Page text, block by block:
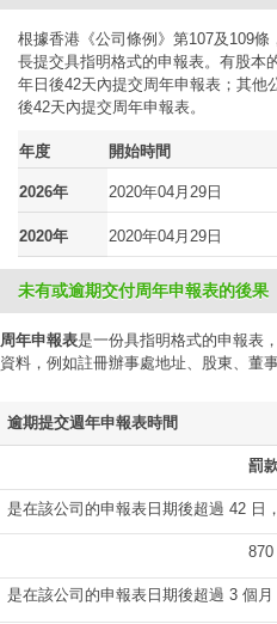
根據香港《公司條例》第107及109
長提交具指明格式的申報表。有股本
年日後42天內提交周年申報表；其他
後42天內提交周年申報表。
年度 開始時間
2026年 2020年04月29日
2020年 2020年04月29日
未有或逾期交付周年申報表的後果
周年申報表是一份具指明格式的申報表
資料，例如註冊辦事處地址、股東、董
逾期提交週年申報表時間
罰
是在該公司的申報表日期後超過 42 日
870
是在該公司的申報表日期後超過 3 個月